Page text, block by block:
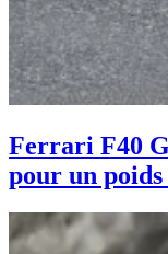
Ferrari F40
pour un poids